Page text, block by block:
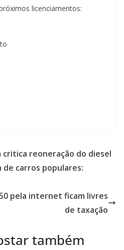
licenciamentos:
reoneração do diesel
de carros populares:
pela internet ficam livres
de taxação
também